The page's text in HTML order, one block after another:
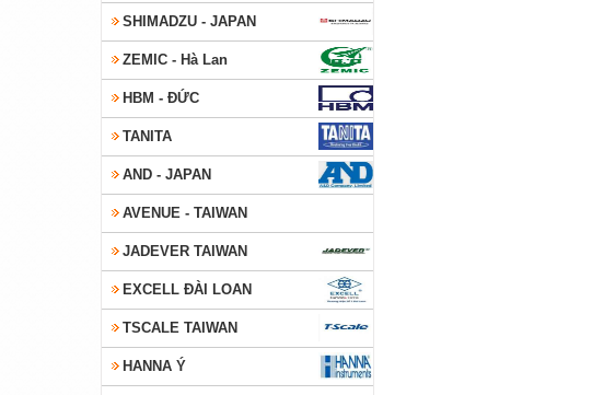
SHIMADZU - JAPAN
ZEMIC - Hà Lan
HBM - ĐỨC
TANITA
AND - JAPAN
AVENUE - TAIWAN
JADEVER TAIWAN
EXCELL ĐÀI LOAN
TSCALE TAIWAN
HANNA Ý